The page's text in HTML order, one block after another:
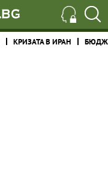
КРИЗАТА В ИРАН